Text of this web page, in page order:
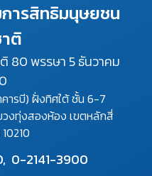
ารสิทธิมนุษยชน
ติ
80 พรรษา 5 ธันวาคม
ารบี) ฝั่งทิศใต้ ชั้น 6-7
งทุ่งสองห้อง เขตหลักสี่
0-2141-3900